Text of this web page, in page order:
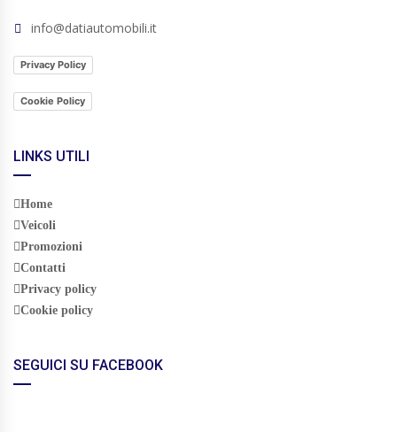
info@datiautomobili.it
Privacy Policy
Cookie Policy
LINKS UTILI
Home
Veicoli
Promozioni
Contatti
Privacy policy
Cookie policy
SEGUICI SU FACEBOOK